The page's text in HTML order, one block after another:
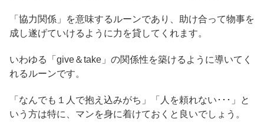
「協力関係」を意味するルーンであり、助け合って物事を
成し遂げていけるように力を貸してくれます。
いわゆる「give＆take」の関係性を築けるように導いてく
れるルーンです。
「なんでも１人で抱え込みがち」「人を頼れない･･･」と
いう方は特に、マンを身に着けておくと良いでしょう。